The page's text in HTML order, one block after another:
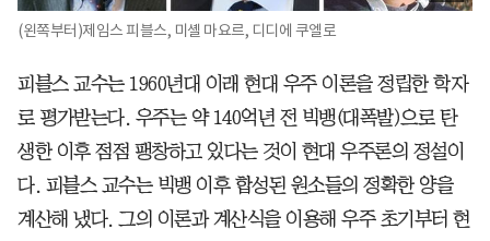
(왼쪽부터)제임스 피블스, 미셸 마요르, 디디에 쿠엘로
피블스 교수는 1960년대 이래 현대 우주 이론을 정립한 학자
로 평가받는다. 우주는 약 140억년 전 빅뱅(대폭발)으로 탄
생한 이후 점점 팽창하고 있다는 것이 현대 우주론의 정설이
다. 피블스 교수는 빅뱅 이후 합성된 원소들의 정확한 양을
계산해 냈다. 그의 이론과 계산식을 이용해 우주 초기부터 현